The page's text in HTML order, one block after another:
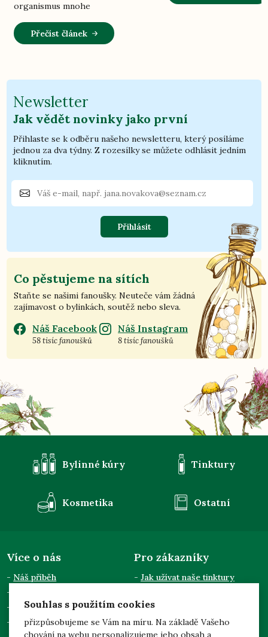
Souhlas s použitím cookies
přizpůsobujeme se Vám na míru. Na základě Vašeho
chování na webu personalizujeme jeho obsah a
organismus mnohe
Přečíst článek
Newsletter
Jak vědět novinky jako první
Přihlaste se k odběru našeho newsletteru, který posíláme
jednou za dva týdny. Z rozesílky se můžete odhlásit jedním
kliknutím.
Přihlásit
Co pěstujeme na sítích
Staňte se našimi fanoušky. Neuteče vám žádná
zajímavost o bylinkách, soutěž nebo sleva.
Náš Facebook
58 tisíc fanoušků
Náš Instagram
8 tisíc fanoušků
Bylinné kúry Tinktury
Kosmetika Ostatní
Více o nás
Náš příběh
Kontakty
Pro odběratele
Pro zákazníky
Jak užívat naše tinktury
Doprava a platba
Zpracování osobních údajů